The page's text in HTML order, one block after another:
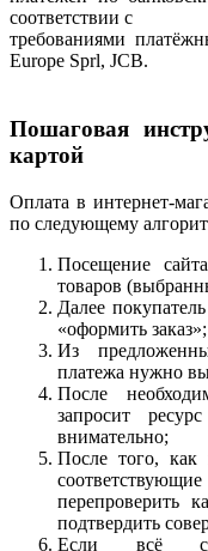
соответствии с
требованиями
Europe Sprl, JCB.
Пошаговая
картой
Оплата в интернет-
по следующему
Посещение
товаров
Далее
«оформить заказ»;
Из
платежа нужно
После
запросит
внимательно;
После того, как
перепроверить
подтвердить
Если всё